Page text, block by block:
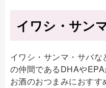
イワシ・サン
イワシ・サンマ・サバ
の仲間であるDHAやEPA
お酒のおつまみにおすす